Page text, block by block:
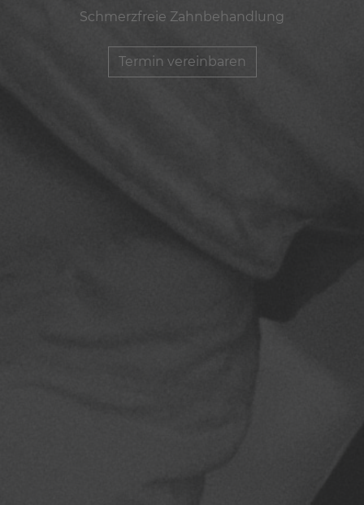
Schmerzfreie Zahnbehandlung
Termin vereinbaren
Schmerzfreie Zahnbehandlung
Termin vereinbaren
Schmerzfreie Zahnbehandlung
Termin vereinbaren